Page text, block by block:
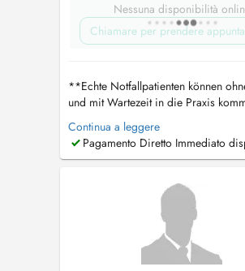
Nessuna disponibilità
Chiamare per prendere
**Echte Notfallpatienten können
und mit Wartezeit in die Praxis
Bitte die CNS Karte und ID
ein telefonischer Kontakt nicht
kontaktieren Sie bitte direkt den Arzt
persönlich um Ihr Anliegen
Continua a leggere
Pagamento Diretto Immediato